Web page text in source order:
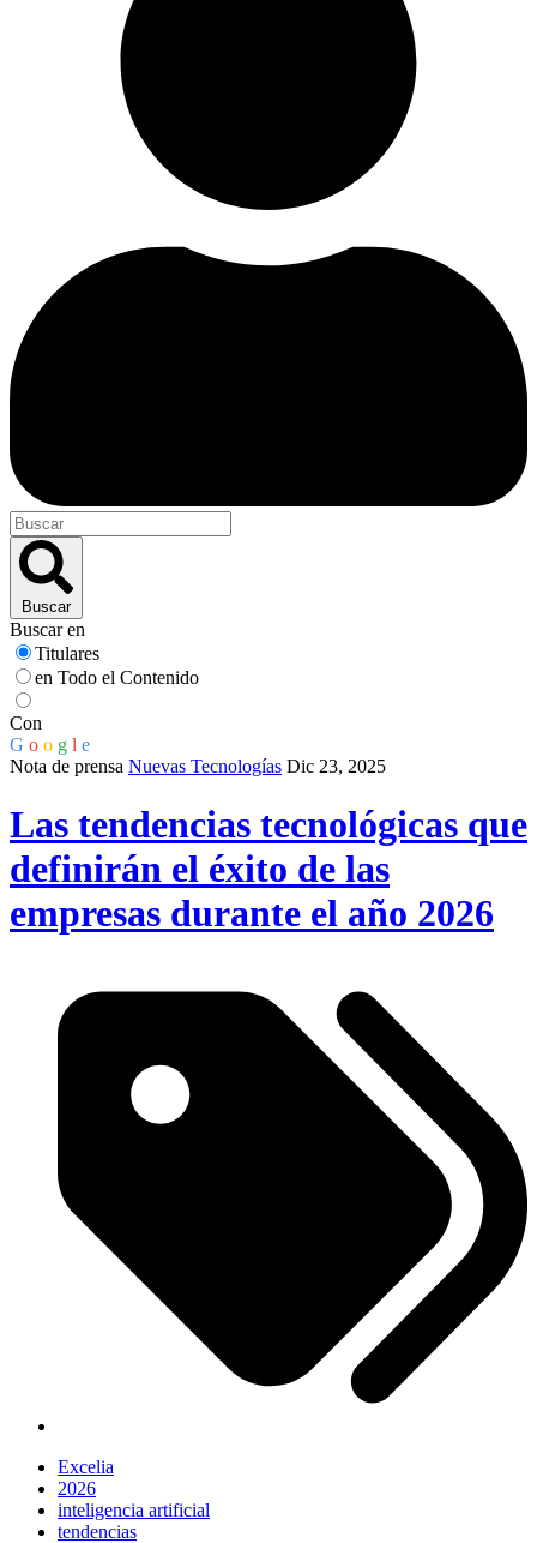
Buscar
Buscar en
Titulares
en Todo el Contenido
Con
G o o g l e
Nota de prensa Nuevas Tecnologías Dic 23, 2025
Las tendencias tecnológicas que
definirán el éxito de las
empresas durante el año 2026
Excelia
2026
inteligencia artificial
tendencias